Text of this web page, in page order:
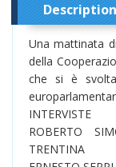
Description
Una mattinata
della
che si è
INTERVISTE
ROBERTO
TRENTINA